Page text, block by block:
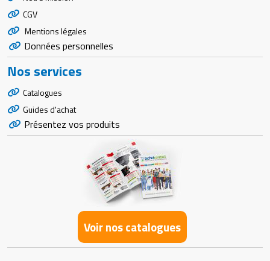
CGV
Mentions légales
Données personnelles
Nos services
Catalogues
Guides d'achat
Présentez vos produits
Voir nos catalogues